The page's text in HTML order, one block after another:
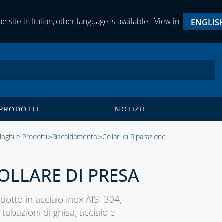
site in Italian, other language is available. View in
NOTIZIE
e Prodotti>Riscaldamento>Collari di Riparazione
DI PRESA
in acciaio inox AISI 304,
di ghisa, acciaio e